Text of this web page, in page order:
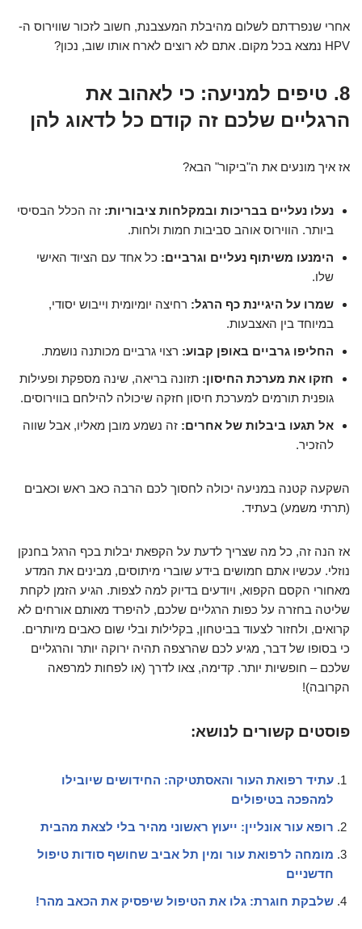
אחרי שנפרדתם לשלום מהיבלת המעצבנת, חשוב לזכור שווירוס ה-
HPV נמצא בכל מקום. אתם לא רוצים לארח אותו שוב, נכון?
8. טיפים למניעה: כי לאהוב את
הרגליים שלכם זה קודם כל לדאוג להן
אז איך מונעים את ה"ביקור" הבא?
נעלו נעליים בבריכות ובמקלחות ציבוריות: זה הכלל הבסיסי
ביותר. הווירוס אוהב סביבות חמות ולחות.
הימנעו משיתוף נעליים וגרביים: כל אחד עם הציוד האישי
שלו.
שמרו על היגיינת כף הרגל: רחיצה יומיומית וייבוש יסודי,
במיוחד בין האצבעות.
החליפו גרביים באופן קבוע: רצוי גרביים מכותנה נושמת.
חזקו את מערכת החיסון: תזונה בריאה, שינה מספקת ופעילות
גופנית תורמים למערכת חיסון חזקה שיכולה להילחם בווירוסים.
אל תגעו ביבלות של אחרים: זה נשמע מובן מאליו, אבל שווה
להזכיר.
השקעה קטנה במניעה יכולה לחסוך לכם הרבה כאב ראש וכאבים
(תרתי משמע) בעתיד.
אז הנה זה, כל מה שצריך לדעת על הקפאת יבלות בכף הרגל בחנקן
נוזלי. עכשיו אתם חמושים בידע שוברי מיתוסים, מבינים את המדע
מאחורי הקסם הקפוא, ויודעים בדיוק למה לצפות. הגיע הזמן לקחת
שליטה בחזרה על כפות הרגליים שלכם, להיפרד מאותם אורחים לא
קרואים, ולחזור לצעוד בביטחון, בקלילות ובלי שום כאבים מיותרים.
כי בסופו של דבר, מגיע לכם שהרצפה תהיה ירוקה יותר והרגליים
שלכם – חופשיות יותר. קדימה, צאו לדרך (או לפחות למרפאה
הקרובה)!
פוסטים קשורים לנושא:
עתיד רפואת העור והאסתטיקה: החידושים שיובילו
למהפכה בטיפולים
רופא עור אונליין: ייעוץ ראשוני מהיר בלי לצאת מהבית
מומחה לרפואת עור ומין תל אביב שחושף סודות טיפול
חדשניים
שלבקת חוגרת: גלו את הטיפול שיפסיק את הכאב מהר!